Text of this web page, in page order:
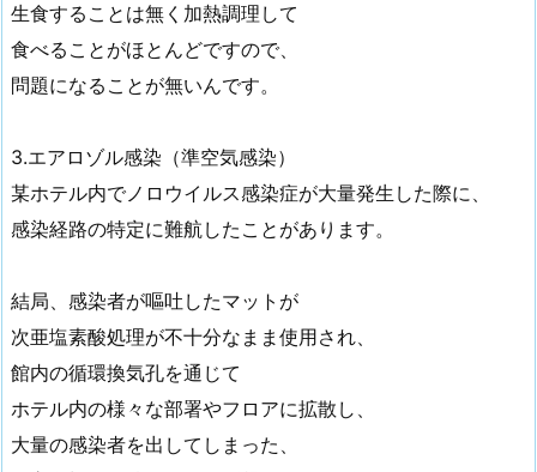
生食することは無く加熱調理して
食べることがほとんどですので、
問題になることが無いんです。
3.エアロゾル感染（準空気感染）
某ホテル内でノロウイルス感染症が大量発生した際に、
感染経路の特定に難航したことがあります。
結局、感染者が嘔吐したマットが
次亜塩素酸処理が不十分なまま使用され、
館内の循環換気孔を通じて
ホテル内の様々な部署やフロアに拡散し、
大量の感染者を出してしまった、